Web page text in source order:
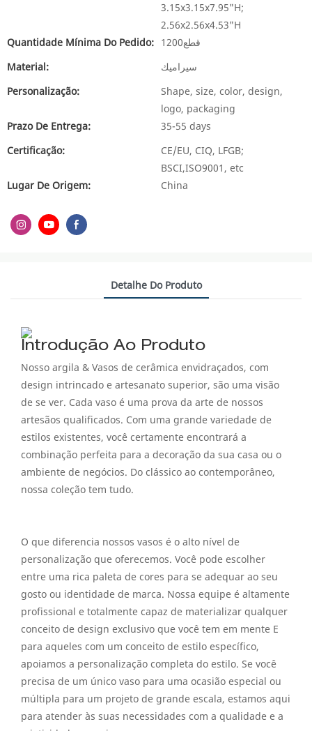
3.15x3.15x7.95"H;
2.56x2.56x4.53"H
Quantidade Mínima Do Pedido:
1200قطع
Material:
سيراميك
Personalização:
Shape, size, color, design,
logo, packaging
Prazo De Entrega:
35-55 days
Certificação:
CE/EU, CIQ, LFGB;
BSCI,ISO9001, etc
Lugar De Origem:
China
Detalhe Do Produto
Introdução Ao Produto
Nosso argila & Vasos de cerâmica envidraçados, com
design intrincado e artesanato superior, são uma visão
de se ver. Cada vaso é uma prova da arte de nossos
artesãos qualificados. Com uma grande variedade de
estilos existentes, você certamente encontrará a
combinação perfeita para a decoração da sua casa ou o
ambiente de negócios. Do clássico ao contemporâneo,
nossa coleção tem tudo.
O que diferencia nossos vasos é o alto nível de
personalização que oferecemos. Você pode escolher
entre uma rica paleta de cores para se adequar ao seu
gosto ou identidade de marca. Nossa equipe é altamente
profissional e totalmente capaz de materializar qualquer
conceito de design exclusivo que você tem em mente E
para aqueles com um conceito de estilo específico,
apoiamos a personalização completa do estilo. Se você
precisa de um único vaso para uma ocasião especial ou
múltipla para um projeto de grande escala, estamos aqui
para atender às suas necessidades com a qualidade e a